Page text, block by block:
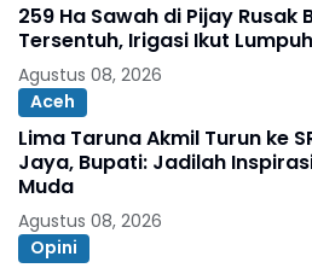
259 Ha Sawah di Pijay Rusak
Tersentuh, Irigasi Ikut Lumpuh
Agustus 08, 2026
Aceh
Lima Taruna Akmil Turun ke
Jaya, Bupati: Jadilah
Muda
Agustus 08, 2026
Opini